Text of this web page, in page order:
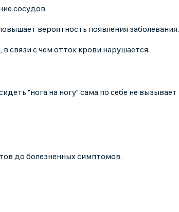
сосудов.
вероятность появления заболевания.
связи с чем отток крови нарушается.
"нога на ногу" сама по себе не вызывает
до болезненных симптомов.